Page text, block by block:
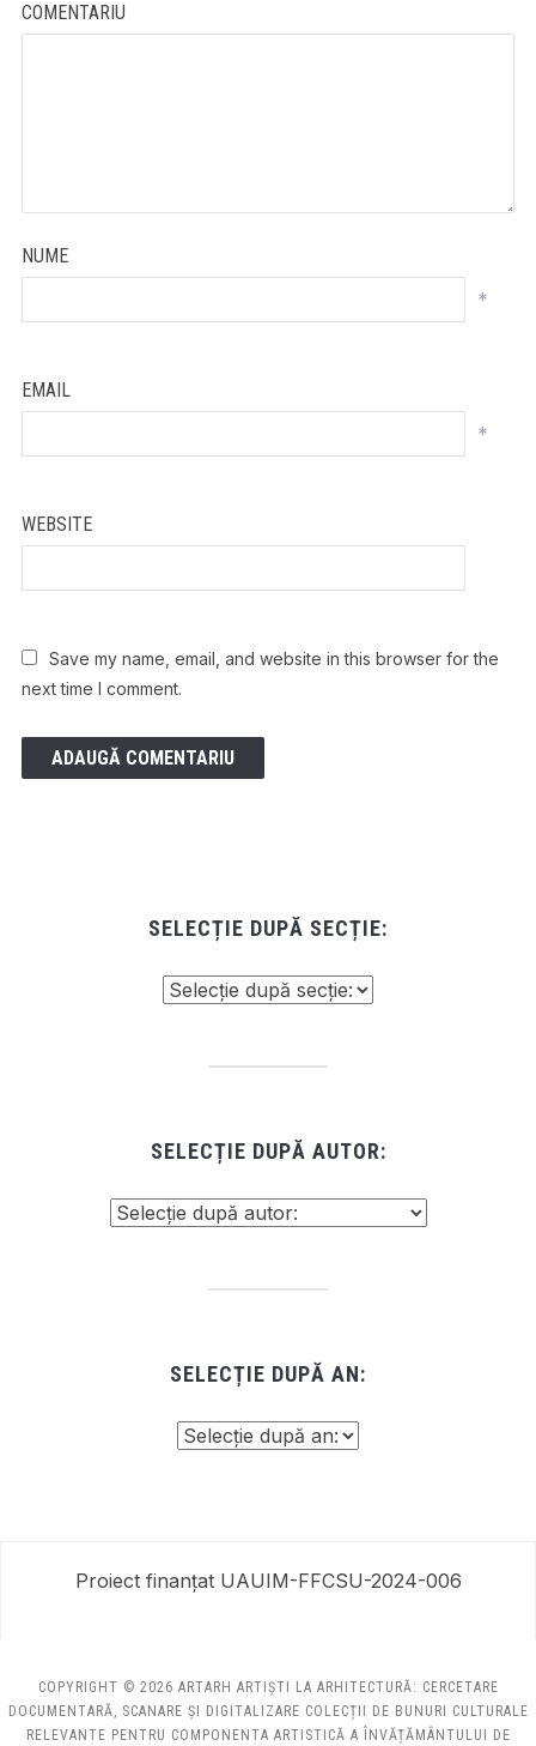
COMENTARIU
NUME
*
EMAIL
*
WEBSITE
Save my name, email, and website in this browser for the
next time I comment.
SELECȚIE DUPĂ SECȚIE:
SELECȚIE DUPĂ AUTOR:
SELECȚIE DUPĂ AN:
Proiect finanțat UAUIM-FFCSU-2024-006
COPYRIGHT © 2026 ARTARH ARTIȘTI LA ARHITECTURĂ: CERCETARE
DOCUMENTARĂ, SCANARE ȘI DIGITALIZARE COLECȚII DE BUNURI CULTURALE
RELEVANTE PENTRU COMPONENTA ARTISTICĂ A ÎNVĂȚĂMÂNTULUI DE